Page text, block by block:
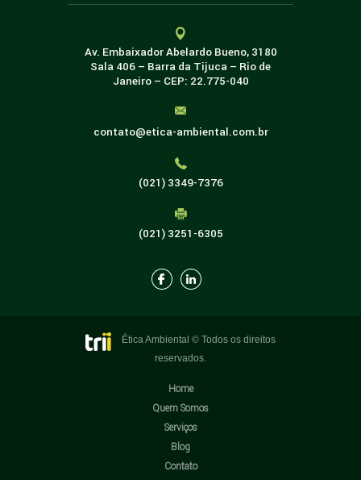
Av. Embaixador Abelardo Bueno, 3180
Sala 406 – Barra da Tijuca – Rio de
Janeiro – CEP: 22.775-040
contato@etica-ambiental.com.br
(021) 3349-7376
(021) 3251-6305
Ética Ambiental © Todos os direitos
reservados.
Home
Quem Somos
Serviços
Blog
Contato